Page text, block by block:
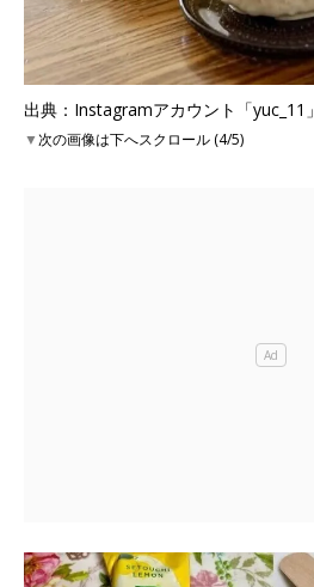
出典：Instagramアカウント「yuc_11」
▼次の画像は下へスクロール (4/5)